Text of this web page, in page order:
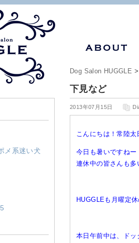
Dog Salon HUGGLE
下見など
2013年07月15日
こんにちは！常陸
今日も暑いですねー
連休中の皆さんも
HUGGLEも月曜定
本日午前中は、ド
メ系迷い犬